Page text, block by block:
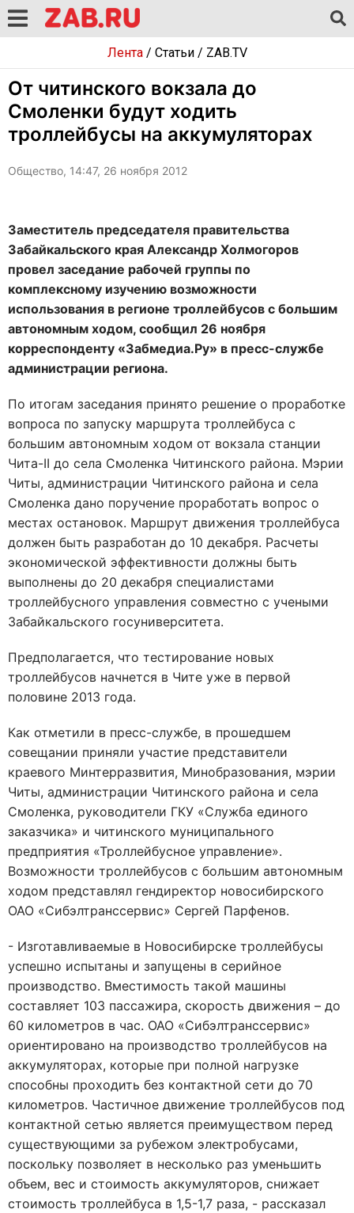
Лента/ Статьи/ ZAB.TV
От читинского вокзала до
Смоленки будут ходить
троллейбусы на аккумуляторах
Общество, 14:47, 26 ноября 2012
Заместитель председателя правительства
Забайкальского края Александр Холмогоров
провел заседание рабочей группы по
комплексному изучению возможности
использования в регионе троллейбусов с большим
автономным ходом, сообщил 26 ноября
корреспонденту «Забмедиа.Ру» в пресс-службе
администрации региона.
По итогам заседания принято решение о проработке
вопроса по запуску маршрута троллейбуса с
большим автономным ходом от вокзала станции
Чита-II до села Смоленка Читинского района. Мэрии
Читы, администрации Читинского района и села
Смоленка дано поручение проработать вопрос о
местах остановок. Маршрут движения троллейбуса
должен быть разработан до 10 декабря. Расчеты
экономической эффективности должны быть
выполнены до 20 декабря специалистами
троллейбусного управления совместно с учеными
Забайкальского госуниверситета.
Предполагается, что тестирование новых
троллейбусов начнется в Чите уже в первой
половине 2013 года.
Как отметили в пресс-службе, в прошедшем
совещании приняли участие представители
краевого Минтерразвития, Минобразования, мэрии
Читы, администрации Читинского района и села
Смоленка, руководители ГКУ «Служба единого
заказчика» и читинского муниципального
предприятия «Троллейбусное управление».
Возможности троллейбусов с большим автономным
ходом представлял гендиректор новосибирского
ОАО «Сибэлтранссервис» Сергей Парфенов.
- Изготавливаемые в Новосибирске троллейбусы
успешно испытаны и запущены в серийное
производство. Вместимость такой машины
составляет 103 пассажира, скорость движения – до
60 километров в час. ОАО «Сибэлтранссервис»
ориентировано на производство троллейбусов на
аккумуляторах, которые при полной нагрузке
способны проходить без контактной сети до 70
километров. Частичное движение троллейбусов под
контактной сетью является преимуществом перед
существующими за рубежом электробусами,
поскольку позволяет в несколько раз уменьшить
объем, вес и стоимость аккумуляторов, снижает
стоимость троллейбуса в 1,5-1,7 раза, - рассказал